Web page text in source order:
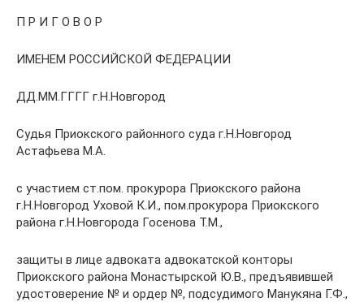
П Р И Г О В О Р
ИМЕНЕМ РОССИЙСКОЙ ФЕДЕРАЦИИ
ДД.ММ.ГГГГ г.Н.Новгород
Судья Приокского районного суда г.Н.Новгород
Астафьева М.А.
с участием ст.пом. прокурора Приокского района
г.Н.Новгород Уховой К.И., пом.прокурора Приокского
района г.Н.Новгорода Госенова Т.М.,
защиты в лице адвоката адвокатской конторы
Приокского района Монастырской Ю.В., предъявившей
удостоверение № и ордер №, подсудимого Манукяна Г.Ф.,